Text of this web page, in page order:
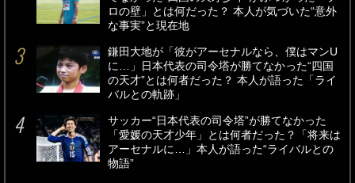
ロの壁」とは何だった？ 本人が気づいた“意外
な事実”と現在地
鎌田大地が「彼がアーセナルなら、僕はマンU
に…」日本代表の司令塔が勝てなかった“四国
の天才”とは何者だった？ 本人が語った「ライ
バルとの軌跡」
サッカー“日本代表の司令塔”が勝てなかった
「愛媛の天才少年」とは何者だった？「将来は
アーセナルに…」本人が語った“ライバルとの
物語”